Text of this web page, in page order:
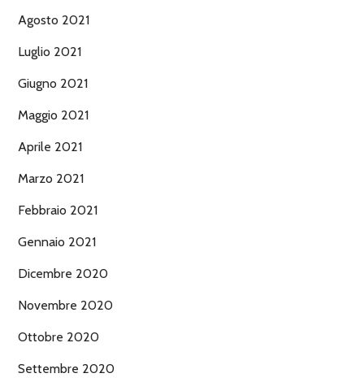
Agosto 2021
Luglio 2021
Giugno 2021
Maggio 2021
Aprile 2021
Marzo 2021
Febbraio 2021
Gennaio 2021
Dicembre 2020
Novembre 2020
Ottobre 2020
Settembre 2020